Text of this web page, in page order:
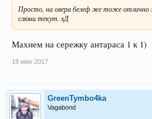
Просто, на овера белеф же тоже отлично
слюни текут. хД
Махнем на сережку антараса 1 к 1)
19 июн 2017
GreenTymbo4ka
Vagabond